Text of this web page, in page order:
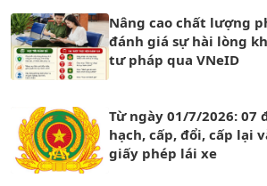
Nâng cao chất lượng
đánh giá sự hài lòng
tư pháp qua VNeID
Từ ngày 01/7/2026: 07
hạch, cấp, đổi, cấp lại
giấy phép lái xe